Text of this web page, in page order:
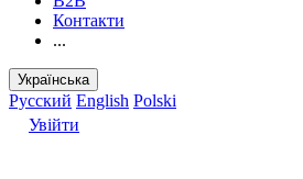
Контакти
...
Українська
Русский English Polski
Увійти